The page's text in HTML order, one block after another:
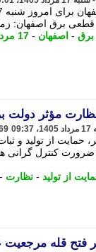
قطعی برق اصفهان:
برق - اصفهان - 17 مرداد
نظارت مؤثر دولت
حمایت از تولید و
ضرورت کنترل گرانی
از تولید - نظارت
فتح قله مرجعیت